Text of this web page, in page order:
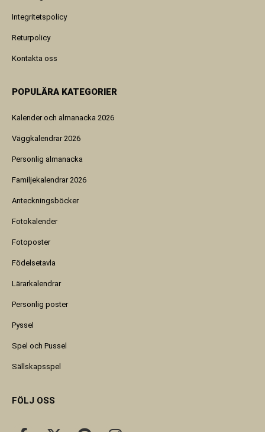
Integritetspolicy
Returpolicy
Kontakta oss
POPULÄRA KATEGORIER
Kalender och almanacka 2026
Väggkalendrar 2026
Personlig almanacka
Familjekalendrar 2026
Anteckningsböcker
Fotokalender
Fotoposter
Födelsetavla
Lärarkalendrar
Personlig poster
Pyssel
Spel och Pussel
Sällskapsspel
FÖLJ OSS